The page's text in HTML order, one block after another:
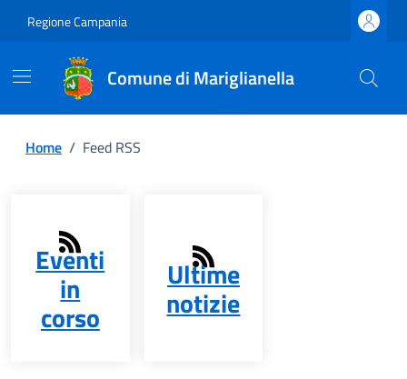
Regione Campania
Comune di Mariglianella
Home / Feed RSS
Eventi
in
corso
Ultime
notizie